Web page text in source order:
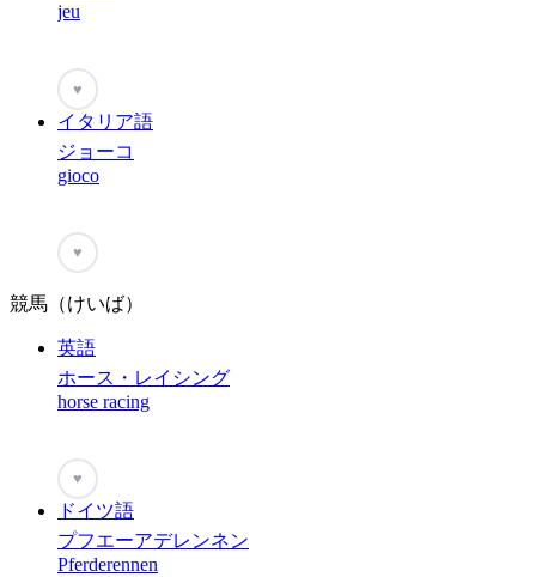
jeu
♥
イタリア語
ジョーコ
gioco
♥
競馬（けいば）
英語
ホース・レイシング
horse racing
♥
ドイツ語
プフエーアデレンネン
Pferderennen